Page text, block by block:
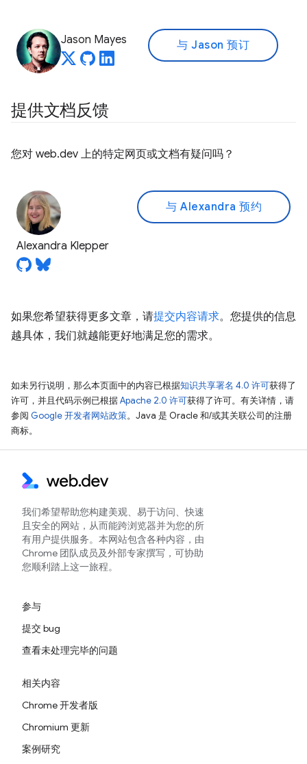
Jason Mayes 与 Jason 预订
提供文档反馈
您对 web.dev 上的特定网页或文档有疑问吗？
Alexandra Klepper
与 Alexandra 预约
如果您希望获得更多文章，请提交内容请求。您提供的信息
越具体，我们就越能更好地满足您的需求。
如未另行说明，那么本页面中的内容已根据知识共享署名 4.0 许可获得了
许可，并且代码示例已根据Apache 2.0 许可获得了许可。有关详情，请
参阅 Google 开发者网站政策。Java 是 Oracle 和/或其关联公司的注册
商标。
我们希望帮助您构建美观、易于访问、快速
且安全的网站，从而能跨浏览器并为您的所
有用户提供服务。本网站包含各种内容，由
Chrome 团队成员及外部专家撰写，可协助
您顺利踏上这一旅程。
参与
提交 bug
查看未处理完毕的问题
相关内容
Chrome 开发者版
Chromium 更新
案例研究